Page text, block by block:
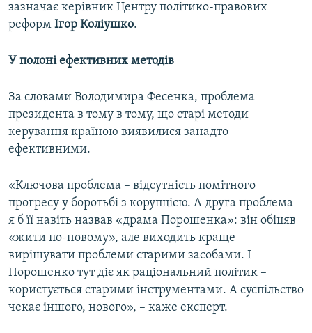
зазначає керівник Центру політико-правових
реформ Ігор Коліушко.
У полоні ефективних методів
За словами Володимира Фесенка, проблема
президента в тому в тому, що старі методи
керування країною виявилися занадто
ефективними.
«Ключова проблема – відсутність помітного
прогресу у боротьбі з корупцією. А друга проблема –
я б її навіть назвав «драма Порошенка»: він обіцяв
«жити по-новому», але виходить краще
вирішувати проблеми старими засобами. І
Порошенко тут діє як раціональний політик –
користується старими інструментами. А суспільство
чекає іншого, нового», – каже експерт.